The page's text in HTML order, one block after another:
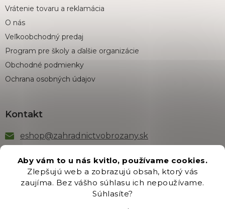
Aby vám to u nás kvitlo, používame cookies.
Zlepšujú web a zobrazujú obsah, ktorý vás
zaujíma. Bez vášho súhlasu ich nepoužívame.
Súhlasíte?
Vrátenie tovaru a reklamácia
O nás
Veľkoobchodný predaj
Program pre školy a ďalšie organizácie
Obchodné podmienky
Ochrana osobných údajov
Kontakt
eshop@zahradnictvobrozany.sk
Odber newsletteru